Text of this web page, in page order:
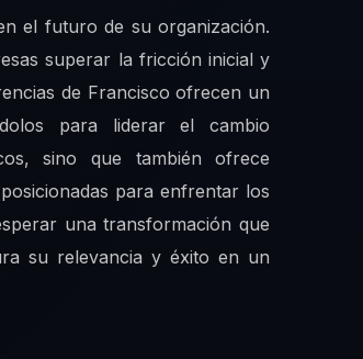
el futuro de su organización.
superar la fricción inicial y
de Francisco ofrecen un
para liderar el cambio
sino que también ofrece
para enfrentar los
una transformación que
su relevancia y éxito en un